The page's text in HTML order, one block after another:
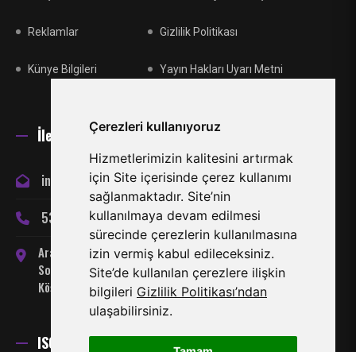
Çerezleri kullanıyoruz
Hizmetlerimizin kalitesini artırmak
için Site içerisinde çerez kullanımı
sağlanmaktadır. Site’nin
kullanılmaya devam edilmesi
sürecinde çerezlerin kullanılmasına
izin vermiş kabul edileceksiniz.
Site’de kullanılan çerezlere ilişkin
bilgileri Gizlilik Politikası’ndan
ulaşabilirsiniz.
Reklamlar
Künye Bilgileri
Gizlilik Politikası
Yayın Hakları Uyarı Metni
İletişim
info@miraclespor.com
533 866 24 66
Arabahmet Mahallesi, Server
Somuncuoğlu Sokak No:7
Köşklüçiftlik-Lefkoşa
ISO 27001 Sertifikası